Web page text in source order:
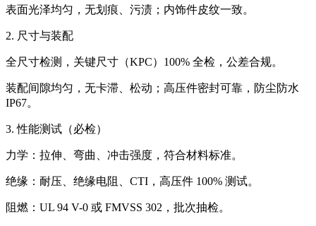
表面光泽均匀，无划痕、污渍；内饰件皮纹一致。
2. 尺寸与装配
全尺寸检测，关键尺寸（KPC）100% 全检，公差合规。
装配间隙均匀，无卡滞、松动；高压件密封可靠，防尘防水
IP67。
3. 性能测试（必检）
力学：拉伸、弯曲、冲击强度，符合材料标准。
绝缘：耐压、绝缘电阻、CTI，高压件 100% 测试。
阻燃：UL 94 V-0 或 FMVSS 302，批次抽检。